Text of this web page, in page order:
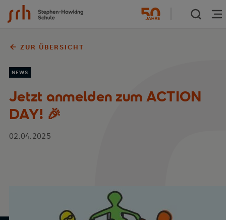
Zum Inhalt springen
ZUR ÜBERSICHT
NEWS
Jetzt anmelden zum ACTION
DAY! 🎉
02.04.2025